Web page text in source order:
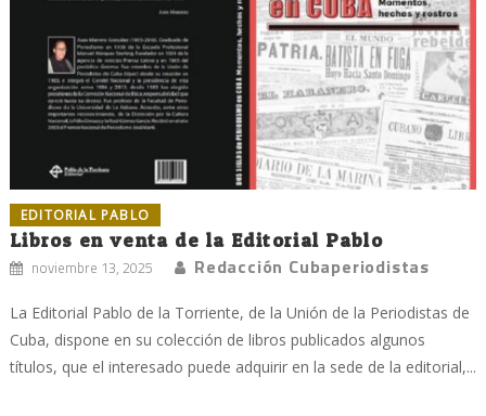
EDITORIAL PABLO
Libros en venta de la Editorial Pablo
noviembre 13, 2025 Redacción Cubaperiodistas
La Editorial Pablo de la Torriente, de la Unión de la Periodistas de
Cuba, dispone en su colección de libros publicados algunos
títulos, que el interesado puede adquirir en la sede de la editorial,...